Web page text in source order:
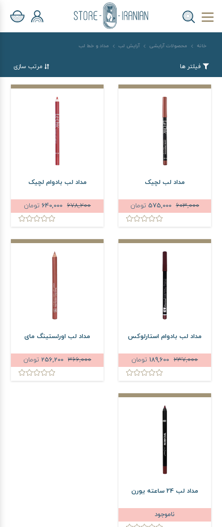
خانه محصولات آرایشی آرایش لب مداد و خط لب
فیلتر ها مرتب سازی
مداد لب لچیک
603,000
575,000 تومان
مداد لب بادوام لچیک
678,200 تومان
مداد لب بادوام استارلوکس
237,000 تومان
مداد لب اورلستینگ مای
366,000 تومان
مداد لب 24 ساعته یورن
ناموجود